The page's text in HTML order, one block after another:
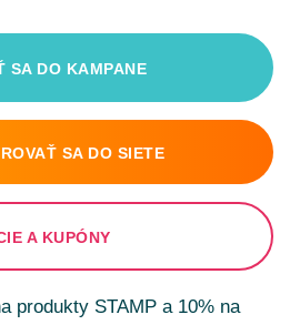
SA DO KAMPANE
SA DO SIETE
A KUPÓNY
produkty STAMP a 10% na